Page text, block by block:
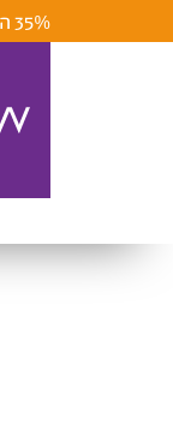
35% הנחה לחברי מועדון ומצטרפים חדשים |